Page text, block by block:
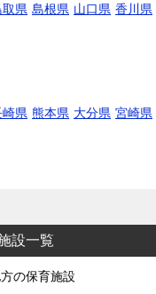
取県 島根県 山口県 香川県
崎県 熊本県 大分県 宮崎県
設一覧
の保育施設